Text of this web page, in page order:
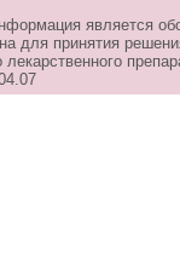
является
для принятия